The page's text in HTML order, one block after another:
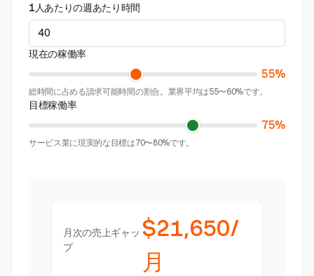
1人あたりの週あたり時間
現在の稼働率
55%
総時間に占める請求可能時間の割合。業界平均は55〜60%です。
目標稼働率
75%
サービス業に現実的な目標は70〜80%です。
月次の売上ギャッ
プ
$21,650/
月